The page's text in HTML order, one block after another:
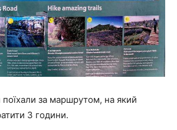
за маршрутом, на який
3 години.